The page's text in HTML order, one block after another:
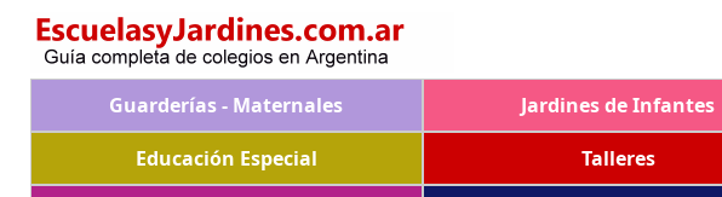
Guarderías - Maternales Jardines de Infantes
Educación Especial
Talleres